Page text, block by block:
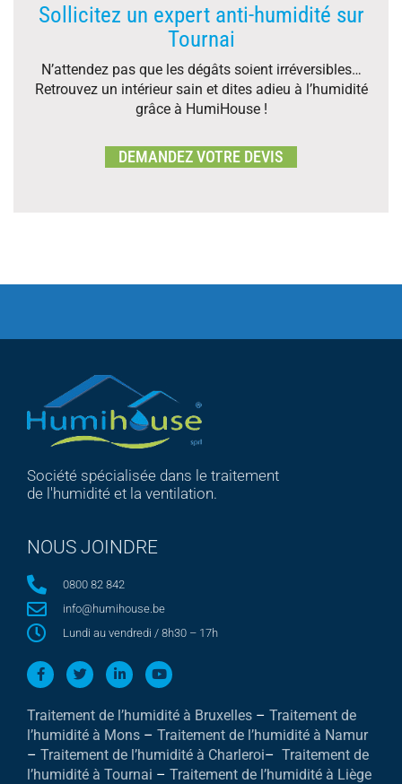
Sollicitez un expert anti-humidité sur
Tournai
N’attendez pas que les dégâts soient irréversibles…
Retrouvez un intérieur sain et dites adieu à l’humidité
grâce à HumiHouse !
DEMANDEZ VOTRE DEVIS
Société spécialisée dans le traitement
de l'humidité et la ventilation.
NOUS JOINDRE
0800 82 842
info@humihouse.be
Lundi au vendredi / 8h30 – 17h
Traitement de l’humidité à Bruxelles – Traitement de
l’humidité à Mons – Traitement de l’humidité à Namur
– Traitement de l’humidité à Charleroi– Traitement de
l’humidité à Tournai – Traitement de l’humidité à Liège